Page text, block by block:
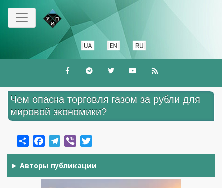
Перейти
основного
Чем опасна торговля газом за рубли для
мировой экономики?
ShareFacebookTelegram
Viber
Авторы публикации